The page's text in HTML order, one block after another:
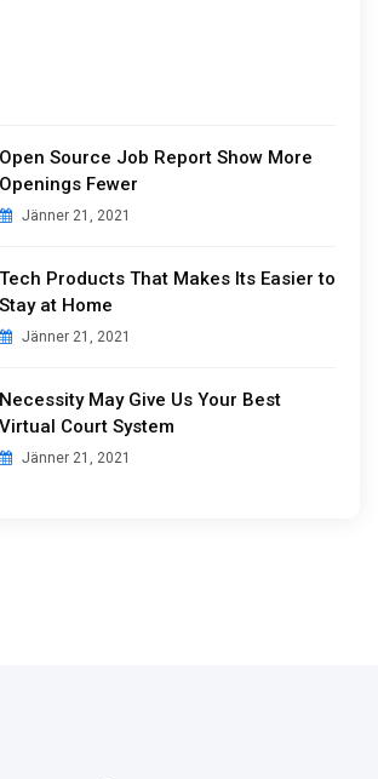
Open Source Job Report Show More
Openings Fewer
Jänner 21, 2021
Tech Products That Makes Its Easier to
Stay at Home
Jänner 21, 2021
Necessity May Give Us Your Best
Virtual Court System
Jänner 21, 2021